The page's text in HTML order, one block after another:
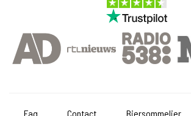
Faq Contact Biersommelier